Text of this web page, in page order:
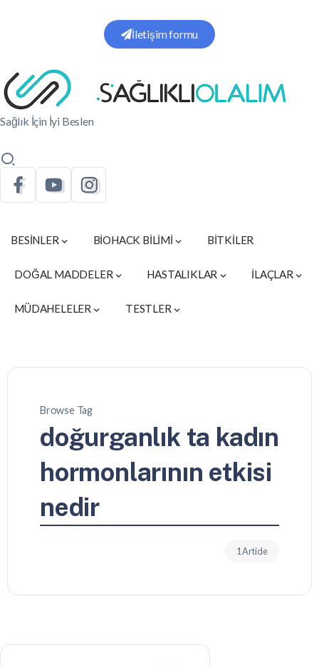
İletişim formu
Sağlık İçin İyi Beslen
BESİNLER BİOHACK BİLİMİ BİTKİLER
DOĞAL MADDELER HASTALIKLAR İLAÇLAR
MÜDAHELELER TESTLER
Browse Tag
doğurganlık ta kadın
hormonlarının etkisi
nedir
1 Article